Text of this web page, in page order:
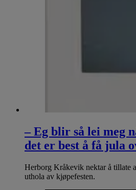
– Eg blir så lei meg
det er best å få jula
Herborg Kråkevik nektar å tillate
uthola av kjøpefesten.